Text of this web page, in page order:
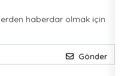
haberdar olmak için
Gönder